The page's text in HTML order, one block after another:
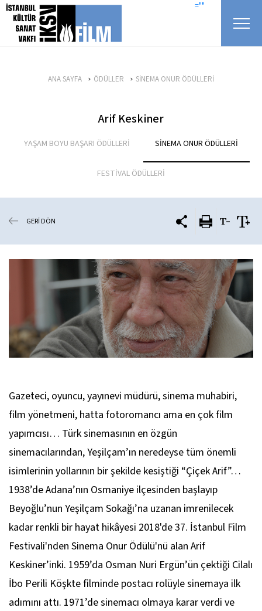
icerigi atla =""
ANA SAYFA ÖDÜLLER SİNEMA ONUR ÖDÜLLERİ
Arif Keskiner
YAŞAM BOYU BAŞARI ÖDÜLLERİ SİNEMA ONUR ÖDÜLLERİ
FESTİVAL ÖDÜLLERİ
GERİ DÖN
Gazeteci, oyuncu, yayınevi müdürü, sinema muhabiri,
film yönetmeni, hatta fotoromancı ama en çok film
yapımcısı… Türk sinemasının en özgün
sinemacılarından, Yeşilçam’ın neredeyse tüm önemli
isimlerinin yollarının bir şekilde kesiştiği “Çiçek Arif”…
1938’de Adana’nın Osmaniye ilçesinden başlayıp
Beyoğlu’nun Yeşilçam Sokağı’na uzanan imrenilecek
kadar renkli bir hayat hikâyesi 2018'de 37. İstanbul Film
Festivali'nden Sinema Onur Ödülü'nü alan Arif
Keskiner’inki. 1959’da Osman Nuri Ergün’ün çektiği Cilalı
İbo Perili Köşkte filminde postacı rolüyle sinemaya ilk
adımını attı. 1971’de sinemacı olmaya karar verdi ve